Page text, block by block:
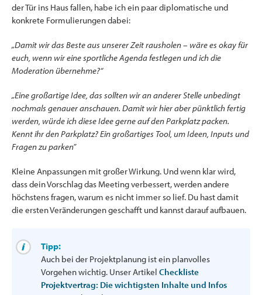
der Tür ins Haus fallen, habe ich ein paar diplomatische und
konkrete Formulierungen dabei:
„Damit wir das Beste aus unserer Zeit rausholen – wäre es okay für
euch, wenn wir eine sportliche Agenda festlegen und ich die
Moderation übernehme?“
„Eine großartige Idee, das sollten wir an anderer Stelle unbedingt
nochmals genauer anschauen. Damit wir hier aber pünktlich fertig
werden, würde ich diese Idee gerne auf den Parkplatz packen.
Kennt ihr den Parkplatz? Ein großartiges Tool, um Ideen, Inputs und
Fragen zu parken”
Kleine Anpassungen mit großer Wirkung. Und wenn klar wird,
dass dein Vorschlag das Meeting verbessert, werden andere
höchstens fragen, warum es nicht immer so lief. Du hast damit
die ersten Veränderungen geschafft und kannst darauf aufbauen.
Tipp:
Auch bei der Projektplanung ist ein planvolles
Vorgehen wichtig. Unser Artikel Checkliste
Projektvertrag: Die wichtigsten Inhalte und Infos